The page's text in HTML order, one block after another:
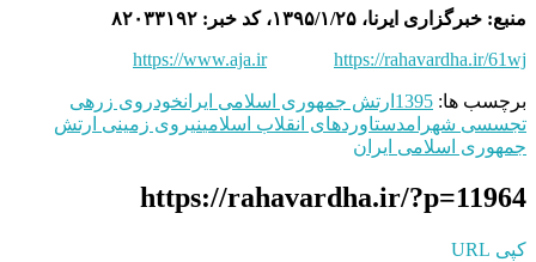
منبع: خبرگزاری ایرنا، ۱۳۹۵/۱/۲۵، کد خبر: ۸۲۰۳۳۱۹۲
https://www.aja.ir
https://rahavardha.ir/61wj
برچسب ها: 1395 ارتش جمهوری اسلامی ایرانخودروی زرهی
تجسسی شهرامدستاوردهای انقلاب اسلامینیروی زمینی ارتش
جمهوری اسلامی ایران
https://rahavardha.ir/?p=11964
کپی URL